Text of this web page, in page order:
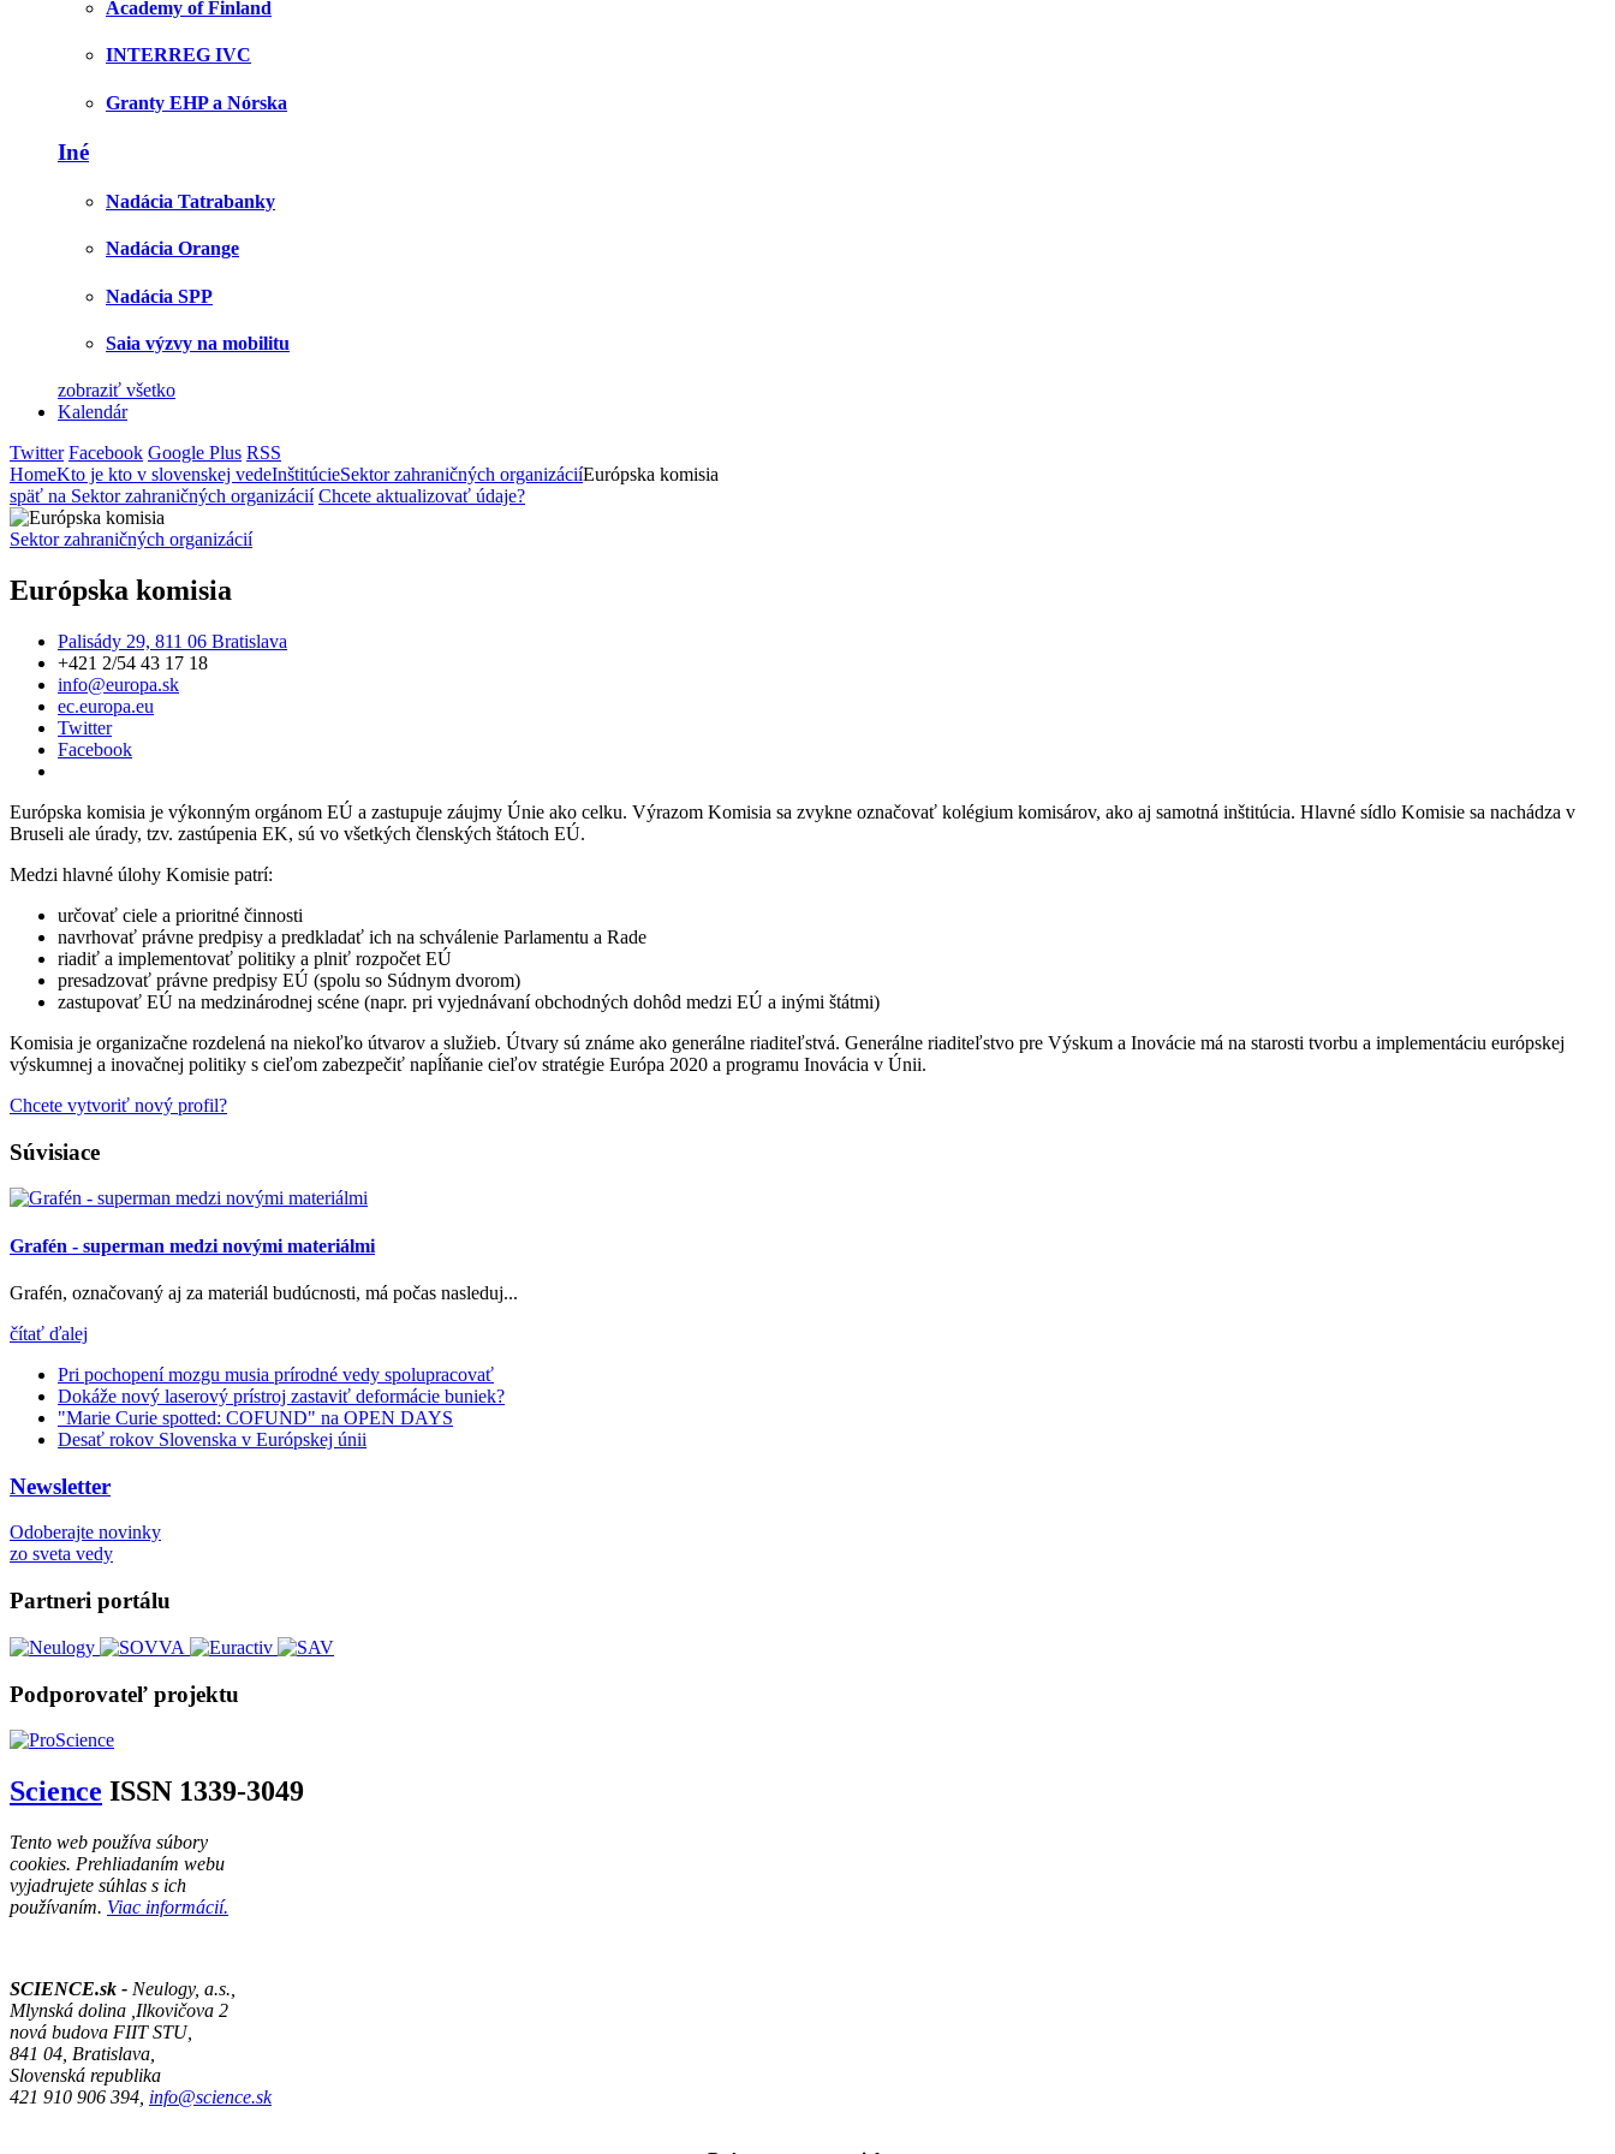
Academy of Finland
INTERREG IVC
Granty EHP a Nórska
Iné
Nadácia Tatrabanky
Nadácia Orange
Nadácia SPP
Saia výzvy na mobilitu
zobraziť všetko
Kalendár
Twitter Facebook Google Plus RSS
HomeKto je kto v slovenskej vedeInštitúcieSektor zahraničných organizáciíEurópska komisia
späť na Sektor zahraničných organizácií Chcete aktualizovať údaje?
Sektor zahraničných organizácií
Európska komisia
Palisády 29, 811 06 Bratislava
+421 2/54 43 17 18
info@europa.sk
ec.europa.eu
Twitter
Facebook
Európska komisia je výkonným orgánom EÚ a zastupuje záujmy Únie ako celku. Výrazom Komisia sa zvykne označovať kolégium komisárov, ako aj samotná inštitúcia. Hlavné sídlo Komisie sa nachádza v
Bruseli ale úrady, tzv. zastúpenia EK, sú vo všetkých členských štátoch EÚ.
Medzi hlavné úlohy Komisie patrí:
určovať ciele a prioritné činnosti
navrhovať právne predpisy a predkladať ich na schválenie Parlamentu a Rade
riadiť a implementovať politiky a plniť rozpočet EÚ
presadzovať právne predpisy EÚ (spolu so Súdnym dvorom)
zastupovať EÚ na medzinárodnej scéne (napr. pri vyjednávaní obchodných dohôd medzi EÚ a inými štátmi)
Komisia je organizačne rozdelená na niekoľko útvarov a služieb. Útvary sú známe ako generálne riaditeľstvá. Generálne riaditeľstvo pre Výskum a Inovácie má na starosti tvorbu a implementáciu európskej
výskumnej a inovačnej politiky s cieľom zabezpečiť napĺňanie cieľov stratégie Európa 2020 a programu Inovácia v Únii.
Chcete vytvoriť nový profil?
Súvisiace
Grafén - superman medzi novými materiálmi
Grafén, označovaný aj za materiál budúcnosti, má počas nasleduj...
čítať ďalej
Pri pochopení mozgu musia prírodné vedy spolupracovať
Dokáže nový laserový prístroj zastaviť deformácie buniek?
"Marie Curie spotted: COFUND" na OPEN DAYS
Desať rokov Slovenska v Európskej únii
Newsletter
Odoberajte novinky
zo sveta vedy
Partneri portálu
Podporovateľ projektu
Science ISSN 1339-3049
Tento web používa súbory
cookies. Prehliadaním webu
vyjadrujete súhlas s ich
používaním. Viac informácií.
SCIENCE.sk - Neulogy, a.s.,
Mlynská dolina ,Ilkovičova 2
nová budova FIIT STU,
841 04, Bratislava,
Slovenská republika
421 910 906 394, info@science.sk